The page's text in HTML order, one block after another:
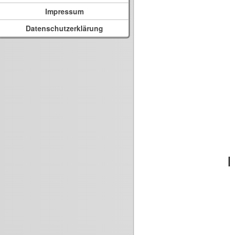
Impressum
Datenschutzerklärung